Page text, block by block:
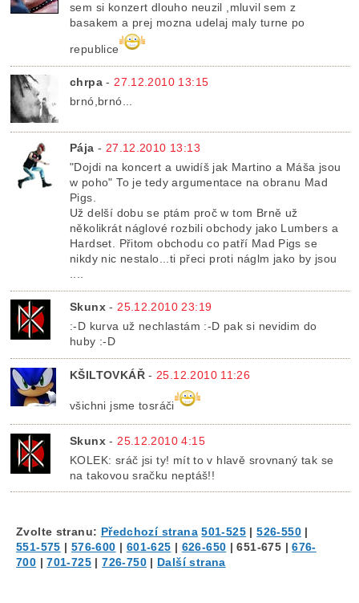
sem si konzert dlouho neuzil ,mluvil sem z
basakem a prej mozna udelaj maly turne po
republice
chrpa -27.12.2010 13:15
brnó,brnó...
Pája - 27.12.2010 13:13
"Dojdi na koncert a uwidíš jak Martino a Máša jsou
w poho" To je tedy argumentace na obranu Mad
Pigs.
Už delší dobu se ptám proč w tom Brně už
několikrát náglové rozbili obchody jako Lumbers a
Hardset. Přitom obchodu co patří Mad Pigs se
nikdy nic nestalo...ti přeci proti náglm jako by jsou
....
Skunx -25.12.2010 23:19
:-D kurva už nechlastám :-D pak si nevidim do
huby :-D
KŠILTOVKÁŘ- 25.12.2010 11:26
všichni jsme tosráči
Skunx - 25.12.2010 4:15
KOLEK: sráč jsi ty! mít to v hlavě srovnaný tak se
na takovou sračku neptáš!!
Zvolte stranu: Předchozí strana 501-525 |526-550|
551-575 | 576-600 | 601-625 | 626-650 |651-675 |676-
700 |701-725 |726-750| Další strana